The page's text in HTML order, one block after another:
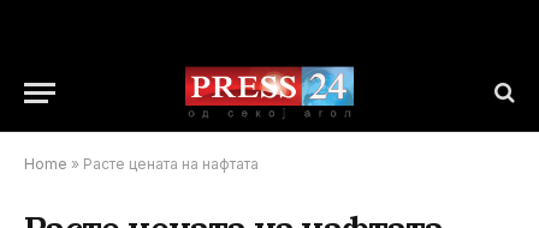
Home » Расте цената на нафтата